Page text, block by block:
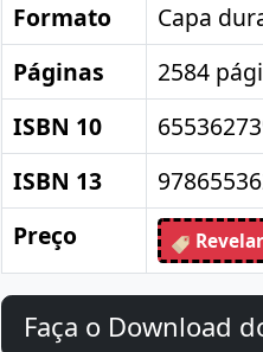
Formato
Capa
Páginas
2584
ISBN 10
ISBN 13
Preço
Faça o Download